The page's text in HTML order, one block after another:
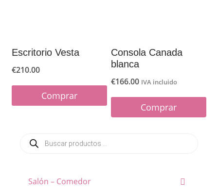
Escritorio Vesta
€210.00
Comprar
Consola Canada
blanca
€166.00 IVA incluido
Comprar
Búsqueda
Salón – Comedor